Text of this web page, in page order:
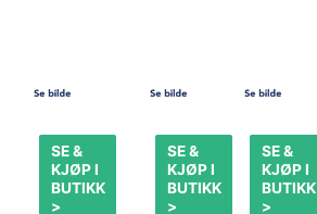
SE &
KJØP I
BUTIKK
>
SE &
KJØP I
BUTIKK
>
SE &
KJØP I
BUTIKK
>